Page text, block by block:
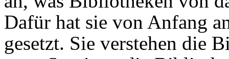
Dafür hat sie von Anfang
gesetzt. Sie verstehen die